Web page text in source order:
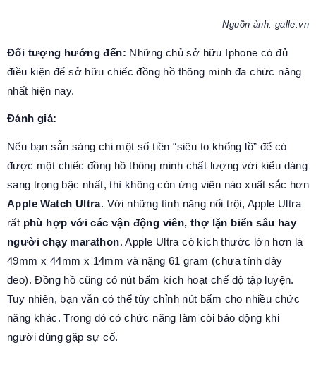
Nguồn ảnh: galle.vn
Đối tượng hướng đến: Những chủ sở hữu Iphone có đủ
điều kiện để sở hữu chiếc đồng hồ thông minh đa chức năng
nhất hiện nay.
Đánh giá:
Nếu bạn sẵn sàng chi một số tiền “siêu to khổng lồ” để có
được một chiếc đồng hồ thông minh chất lượng với kiểu dáng
sang trọng bậc nhất, thì không còn ứng viên nào xuất sắc hơn
Apple Watch Ultra. Với những tính năng nổi trội, Apple Ultra
rất phù hợp với các vận động viên, thợ lặn biển sâu hay
người chạy marathon. Apple Ultra có kích thước lớn hơn là
49mm x 44mm x 14mm và nặng 61 gram (chưa tính dây
đeo). Đồng hồ cũng có nút bấm kích hoạt chế độ tập luyện.
Tuy nhiên, bạn vẫn có thể tùy chỉnh nút bấm cho nhiều chức
năng khác. Trong đó có chức năng làm còi báo động khi
người dùng gặp sự cố.